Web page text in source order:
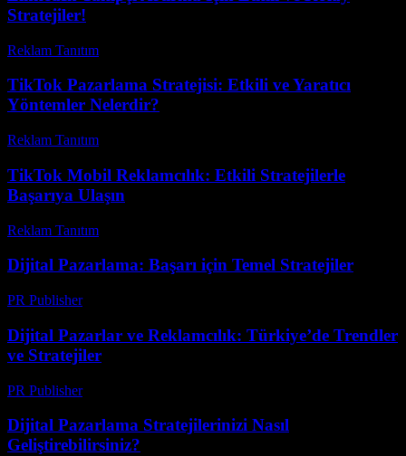
Stratejiler!
Reklam Tanıtım
TikTok Pazarlama Stratejisi: Etkili ve Yaratıcı
Yöntemler Nelerdir?
Reklam Tanıtım
TikTok Mobil Reklamcılık: Etkili Stratejilerle
Başarıya Ulaşın
Reklam Tanıtım
Dijital Pazarlama: Başarı için Temel Stratejiler
PR Publisher-
Dijital Pazarlar ve Reklamcılık: Türkiye’de Trendler
ve Stratejiler
PR Publisher-
Dijital Pazarlama Stratejilerinizi Nasıl
Geliştirebilirsiniz?